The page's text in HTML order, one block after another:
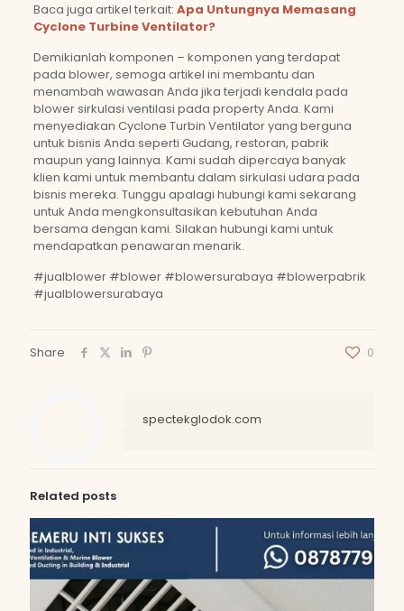
Baca juga artikel terkait: Apa Untungnya Memasang
Cyclone Turbine Ventilator?
Demikianlah komponen – komponen yang terdapat
pada blower, semoga artikel ini membantu dan
menambah wawasan Anda jika terjadi kendala pada
blower sirkulasi ventilasi pada property Anda. Kami
menyediakan Cyclone Turbin Ventilator yang berguna
untuk bisnis Anda seperti Gudang, restoran, pabrik
maupun yang lainnya. Kami sudah dipercaya banyak
klien kami untuk membantu dalam sirkulasi udara pada
bisnis mereka. Tunggu apalagi hubungi kami sekarang
untuk Anda mengkonsultasikan kebutuhan Anda
bersama dengan kami. Silakan hubungi kami untuk
mendapatkan penawaran menarik.
#jualblower #blower #blowersurabaya #blowerpabrik
#jualblowersurabaya
Share 0
spectekglodok.com
Related posts